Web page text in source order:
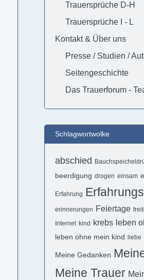
Trauersprüche D-H
Trauersprüche I - L
Kontakt & Über uns
Presse / Studien /
Seitengeschichte
Das Trauerforum -
Schlagwortwolke
abschied
beerdigung drogen einsam
Erfahrung
erinnerungen Feiertage
Internet kind krebs leben
leben ohne mein kind liebe
Meine Gedanken
Meine Trauer